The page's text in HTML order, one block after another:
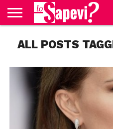
BENESSERE
GOSSIP
PRODOTTI
AMAZON
NEWS
CASA E
CUCINA
ALL POSTS